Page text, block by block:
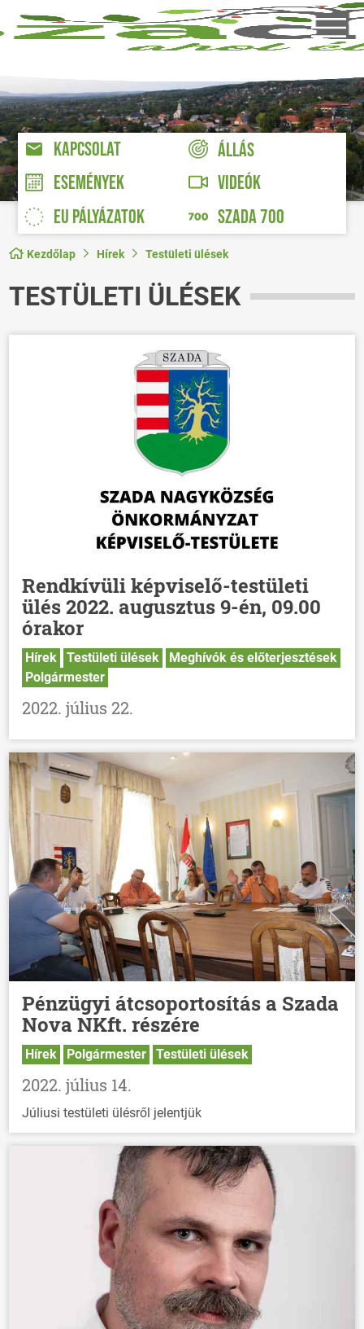
KAPCSOLAT
ÁLLÁS
ESEMÉNYEK
VIDEÓK
EU PÁLYÁZATOK
SZADA 700
Kezdőlap Hírek Testületi ülések
TESTÜLETI ÜLÉSEK
Rendkívüli képviselő-testületi
ülés 2022. augusztus 9-én, 09.00
órakor
Hírek Testületi ülések
Meghívók és előterjesztések
Polgármester
2022. július 22.
Pénzügyi átcsoportosítás a Szada
Nova NKft. részére
Hírek Polgármester Testületi ülések
2022. július 14.
Júliusi testületi ülésről jelentjük